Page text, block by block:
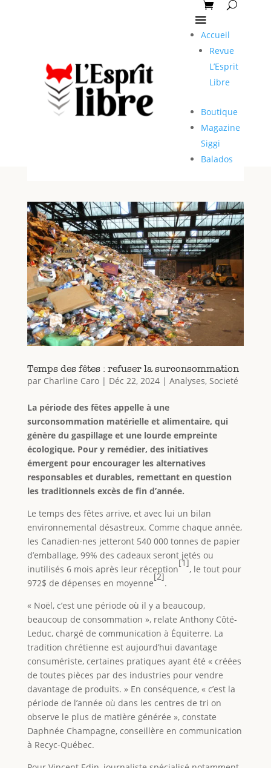
Accueil
Revue
L’Esprit
Libre
Boutique
Magazine
Siggi
Balados
Temps des fêtes : refuser la surconsommation
par Charline Caro| Déc 22, 2024| Analyses, Societé
La période des fêtes appelle à une
surconsommation matérielle et alimentaire, qui
génère du gaspillage et une lourde empreinte
écologique. Pour y remédier, des initiatives
émergent pour encourager les alternatives
responsables et durables, remettant en question
les traditionnels excès de fin d’année.
Le temps des fêtes arrive, et avec lui un bilan
environnemental désastreux. Comme chaque année,
les Canadien·nes jetteront 540 000 tonnes de papier
d’emballage, 99% des cadeaux seront jetés ou
inutilisés 6 mois après leur réception
[1]
, le tout pour
972$ de dépenses en moyenne
[2]
.
« Noël, c’est une période où il y a beaucoup,
beaucoup de consommation », relate Anthony Côté-
Leduc, chargé de communication à Équiterre. La
tradition chrétienne est aujourd’hui davantage
consumériste, certaines pratiques ayant été « créées
de toutes pièces par des industries pour vendre
davantage de produits. » En conséquence, « c’est la
période de l’année où dans les centres de tri on
observe le plus de matière générée », constate
Daphnée Champagne, conseillère en communication
à Recyc-Québec.